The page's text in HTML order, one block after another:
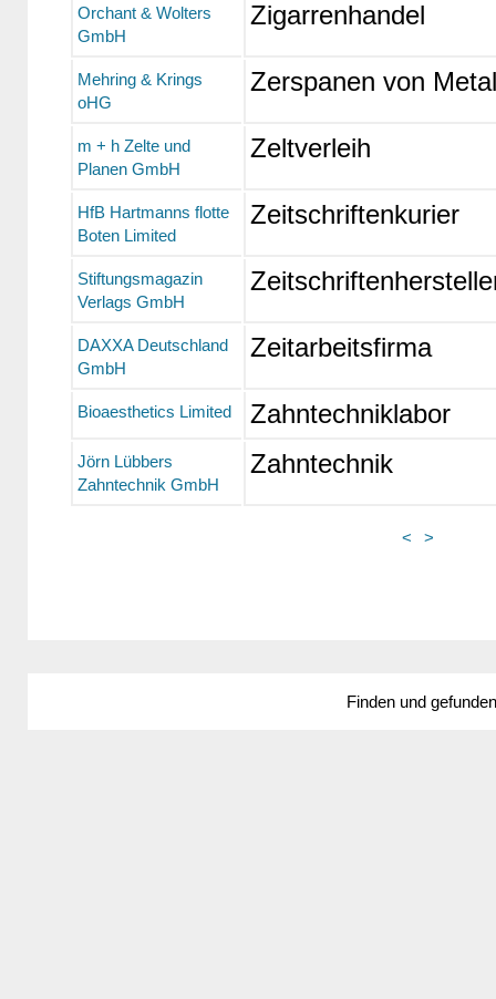
Orchant & Wolters
GmbH
Zigarrenhandel
Mehring & Krings
oHG
Zerspanen von
m + h Zelte und
Planen GmbH
Zeltverleih
HfB Hartmanns flotte
Boten Limited
Zeitschriftenkurier
Stiftungsmagazin
Verlags GmbH
DAXXA Deutschland
GmbH
Zeitarbeitsfirma
Bioaesthetics Limited Zahntechniklabor
Jörn Lübbers
Zahntechnik GmbH
Zahntechnik
< >
Finden und